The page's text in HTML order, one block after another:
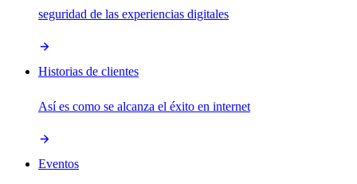
seguridad de las experiencias digitales
Historias de clientes
Así es como se alcanza el éxito en internet
Eventos